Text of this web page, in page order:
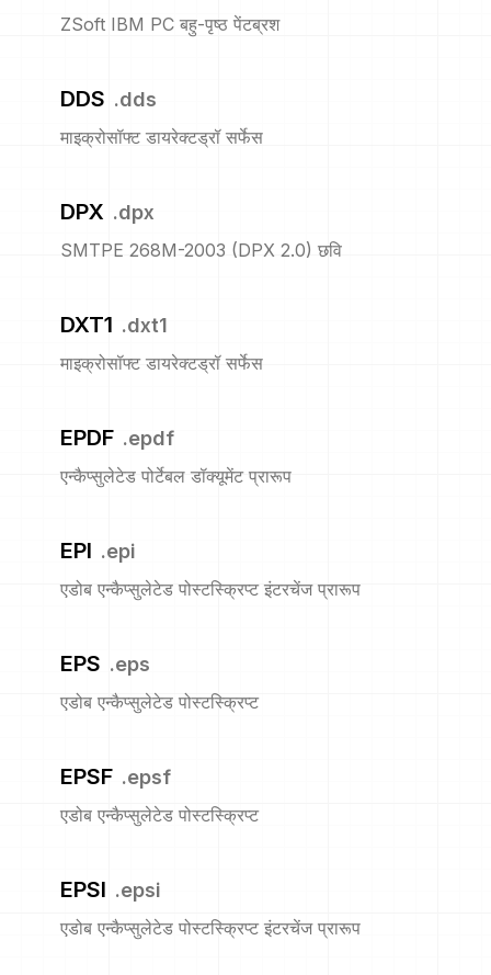
ZSoft IBM PC बहु-पृष्ठ पेंटब्रश
DDS .dds
माइक्रोसॉफ्ट डायरेक्टड्रॉ सर्फेस
DPX .dpx
SMTPE 268M-2003 (DPX 2.0) छवि
DXT1 .dxt1
माइक्रोसॉफ्ट डायरेक्टड्रॉ सर्फेस
EPDF .epdf
एन्कैप्सुलेटेड पोर्टेबल डॉक्यूमेंट प्रारूप
EPI .epi
एडोब एन्कैप्सुलेटेड पोस्टस्क्रिप्ट इंटरचेंज प्रारूप
EPS .eps
एडोब एन्कैप्सुलेटेड पोस्टस्क्रिप्ट
EPSF .epsf
एडोब एन्कैप्सुलेटेड पोस्टस्क्रिप्ट
EPSI .epsi
एडोब एन्कैप्सुलेटेड पोस्टस्क्रिप्ट इंटरचेंज प्रारूप